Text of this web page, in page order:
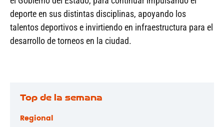
deporte en sus distintas disciplinas, apoyando los
talentos deportivos e invirtiendo en infraestructura para el
desarrollo de torneos en la ciudad.
Top de la semana
Regional